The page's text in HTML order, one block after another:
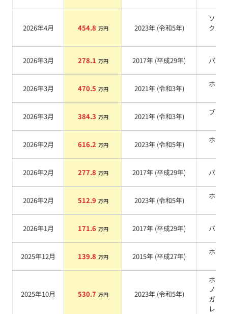
2026年4月 454.8 万円 2023年 (令和5年)
ソニ
クォ
2026年3月 278.1 万円 2017年 (平成29年) パール
2026年3月 470.5 万円 2021年 (令和3年)
ホワ
2026年3月 384.3 万円 2021年 (令和3年)
ブラ
2026年2月 616.2 万円 2023年 (令和5年)
ホワ
2026年2月 277.8 万円 2017年 (平成29年) パール
2026年2月 512.9 万円 2023年 (令和5年)
ホワ
2026年1月 171.6 万円 2017年 (平成29年) パール
2025年12月 139.8 万円 2015年 (平成27年)
ホワ
2025年10月 530.7 万円 2023年 (令和5年)
ホワ
ノー
ガラ
レーク